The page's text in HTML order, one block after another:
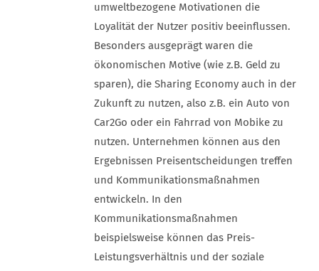
umweltbezogene Motivationen die
Loyalität der Nutzer positiv beeinflussen.
Besonders ausgeprägt waren die
ökonomischen Motive (wie z.B. Geld zu
sparen), die Sharing Economy auch in der
Zukunft zu nutzen, also z.B. ein Auto von
Car2Go oder ein Fahrrad von Mobike zu
nutzen. Unternehmen können aus den
Ergebnissen Preisentscheidungen treffen
und Kommunikationsmaßnahmen
entwickeln. In den
Kommunikationsmaßnahmen
beispielsweise können das Preis-
Leistungsverhältnis und der soziale